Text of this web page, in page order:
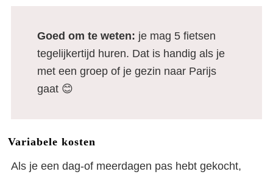
Goed om te weten: je mag 5 fietsen
tegelijkertijd huren. Dat is handig als je
met een groep of je gezin naar Parijs
gaat 😊
Variabele kosten
Als je een dag-of meerdagen pas hebt gekocht,